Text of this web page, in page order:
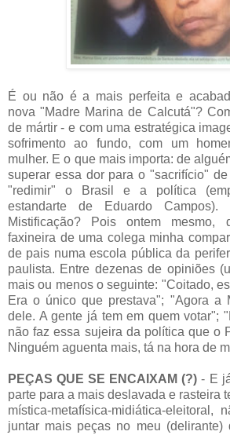
É ou não é a mais perfeita e
nova "Madre Marina de Calcutá"?
de mártir - e com uma estratégica
sofrimento ao fundo, com um
mulher. E o que mais importa: de
superar essa dor para o "sacrifício"
"redimir" o Brasil e a política
estandarte de Eduardo Campos).
Mistificação? Pois ontem
faxineira de uma colega minha
de pais numa escola pública da
paulista. Entre dezenas de opiniões
mais ou menos o seguinte: "Coitado,
Era o único que prestava"; "Agora a
dele. A gente já tem em quem votar";
não faz essa sujeira da política que o
Ninguém aguenta mais, tá na hora de
PEÇAS QUE SE ENCAIXAM (?) - E
parte para a mais deslavada e rasteira
mística-metafísica-midiática-eleitoral,
juntar mais peças no meu (delirante)